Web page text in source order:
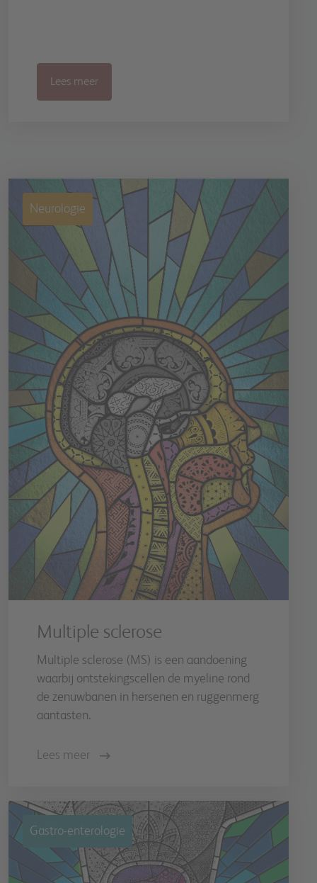
Lees meer
Neurologie
Multiple sclerose
Multiple sclerose (MS) is een aandoening
waarbij ontstekingscellen de myeline rond
de zenuwbanen in hersenen en ruggenmerg
aantasten.
Lees meer
Gastro-enterologie